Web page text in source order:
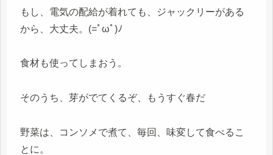
もし、電気の配給が着れても、ジャックリーがある
から、大丈夫。(=ﾟωﾟ)ﾉ
食材も使ってしまおう。
そのうち、芽がでてくるぞ、もうすぐ春だ
野菜は、コンソメで煮て、毎回、味変して食べるこ
とに。